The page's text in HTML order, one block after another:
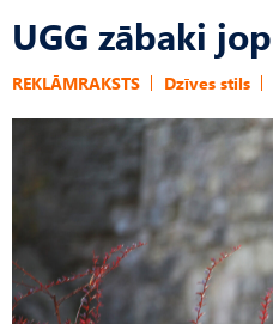
UGG zābaki
REKLĀMRAKSTS Dzīves stils